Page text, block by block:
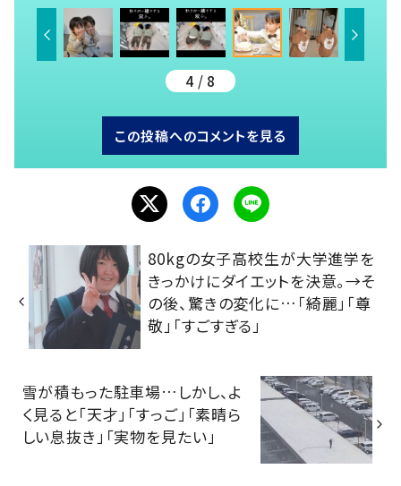
4 / 8
この投稿へのコメントを見る
80kgの女子高校生が大学進学を
きっかけにダイエットを決意。→そ
の後、驚きの変化に…「綺麗」「尊
敬」「すごすぎる」
雪が積もった駐車場…しかし、よ
く見ると「天才」「すっご」「素晴ら
しい息抜き」「実物を見たい」